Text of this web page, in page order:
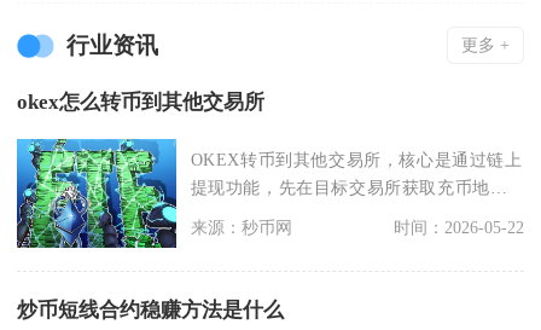
行业资讯 更多 +
okex怎么转币到其他交易所
OKEX转币到其他交易所，核心是通过链上
提现功能，先在目标交易所获取充币地址
与对应网络，再
来源：秒币网 时间：2026-05-22
炒币短线合约稳赚方法是什么